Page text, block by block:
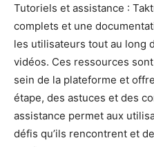
Tutoriels et assistance :
complets et une
les utilisateurs tout au long
vidéos. Ces ressources
sein de la plateforme et
étape, des astuces et des
assistance permet aux
défis qu’ils rencontrent et